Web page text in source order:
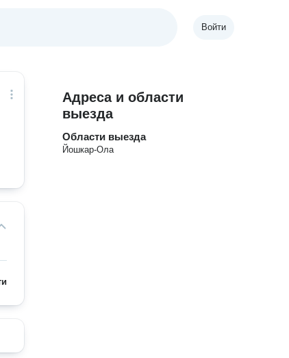
Войти
Адреса и области
выезда
Области выезда
Йошкар-Ола